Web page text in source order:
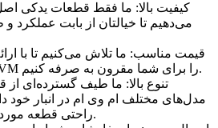
کیفیت بالا: ما فقط قطعات یدکی اصل
می‌دهیم تا خیالتان از بابت عملکرد
قیمت مناسب: ما تلاش می‌کنیم تا با
خرید لوازم یدکی MVM را برای شما مقرون به صرفه کنیم.
تنوع بالا: ما طیف گسترده‌ای از
مدل‌های مختلف ام وی ام در انبار خود
راحتی قطعه مورد نیاز خود را پیدا کنید.